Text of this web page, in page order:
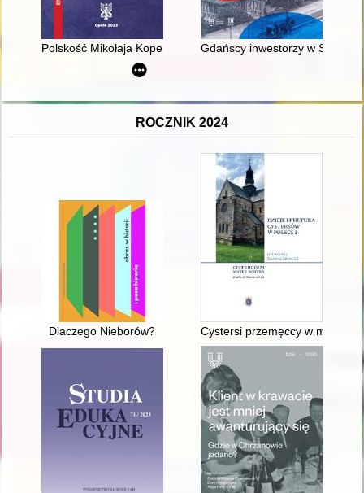
Polskość Mikołaja Kopernika z rodu Ślązaka
Gdańscy inwestorzy w
ROCZNIK 2024
Dlaczego Nieborów? Cystersi przemęccy w